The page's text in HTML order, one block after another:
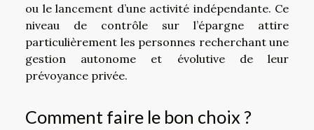
ou le lancement d’une activité indépendante. Ce
niveau de contrôle sur l’épargne attire
particulièrement les personnes recherchant une
gestion autonome et évolutive de leur
prévoyance privée.
Comment faire le bon choix ?